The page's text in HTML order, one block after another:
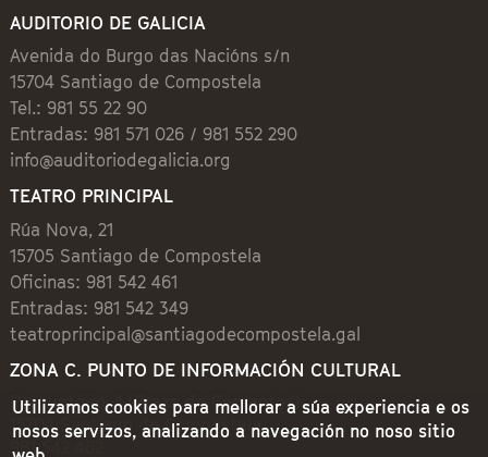
AUDITORIO DE GALICIA
Avenida do Burgo das Nacións s/n
15704 Santiago de Compostela
Tel.: 981 55 22 90
Entradas: 981 571 026 / 981 552 290
info@auditoriodegalicia.org
TEATRO PRINCIPAL
Rúa Nova, 21
15705 Santiago de Compostela
Oficinas: 981 542 461
Entradas: 981 542 349
teatroprincipal@santiagodecompostela.gal
ZONA C. PUNTO DE INFORMACIÓN CULTURAL
Preguntoiro, 1 (Praza de Cervantes)
15704 Santiago de Compostela
981 542 462
Utilizamos cookies para mellorar a súa experiencia e os
nosos servizos, analizando a navegación no noso sitio